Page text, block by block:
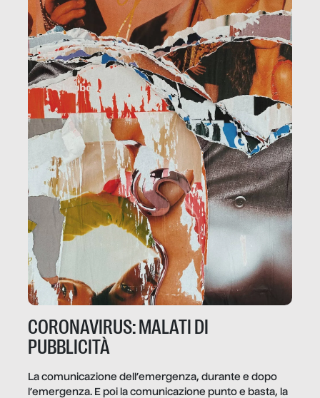
CORONAVIRUS: MALATI DI
PUBBLICITÀ
La comunicazione dell’emergenza, durante e dopo
l’emergenza. E poi la comunicazione punto e basta, la